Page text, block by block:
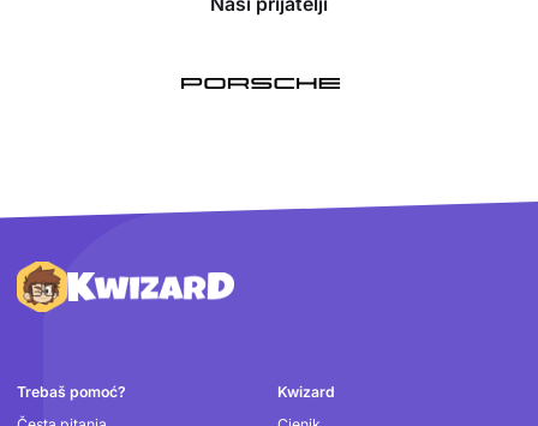
Podnožje
Trebaš pomoć?
Kwizard